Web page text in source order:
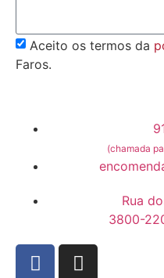
Aceito os termos da
Faros.
(chamada
Rua
3800-